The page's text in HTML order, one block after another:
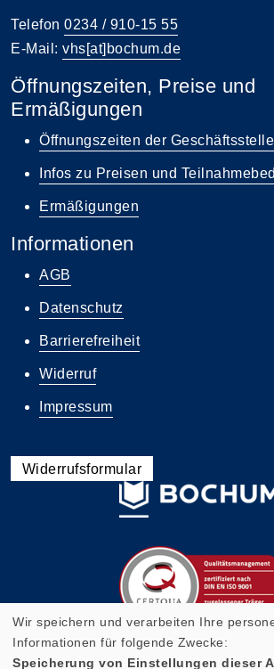
Telefon 0234 / 910-15 55
E-Mail: vhs[at]bochum.de
Öffnungszeiten, Preise und
Ermäßigungen
Öffnungszeiten der Geschäftsstelle
Infos zu Preisen und
Ermäßigungen
Informationen
AGB
Datenschutz
Barrierefreiheit
Widerruf
Impressum
Widerrufsformular
Wir speichern und verarbeiten Ihre
Informationen für folgende Zwecke:
Speicherung von Einstellungen dieser